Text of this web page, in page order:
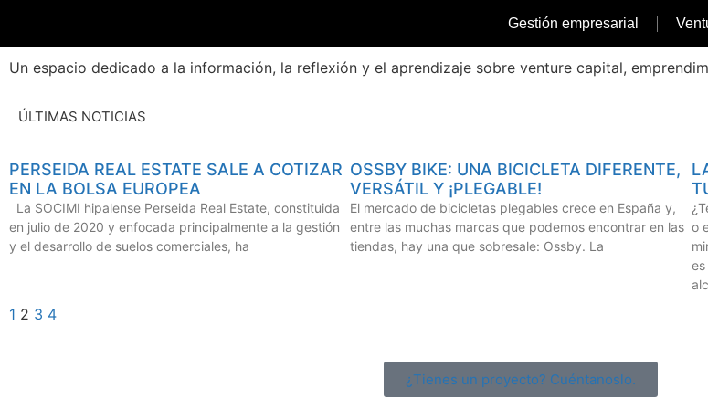
Gestión empresarial
Un espacio dedicado a la información, la reflexión y el aprendizaje sobre venture capital,
ÚLTIMAS NOTICIAS
PERSEIDA REAL ESTATE SALE A COTIZAR
EN LA BOLSA EUROPEA
La SOCIMI hipalense Perseida Real Estate, constituida
en julio de 2020 y enfocada principalmente a la gestión
y el desarrollo de suelos comerciales, ha
OSSBY BIKE: UNA BICICLETA DIFERENTE,
VERSÁTIL Y ¡PLEGABLE!
El mercado de bicicletas plegables crece en España y,
entre las muchas marcas que podemos encontrar en las
tiendas, hay una que sobresale: Ossby. La
o
1 2 3 4
¿Tienes un proyecto? Cuéntanoslo.